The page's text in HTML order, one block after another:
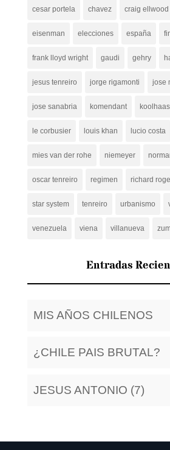
cesar portela chavez craig ellwood
eisenman elecciones españa
frank lloyd wright gaudi gehry
jesus tenreiro jorge rigamonti jose
jose sanabria komendant koolhaas
le corbusier louis khan lucio costa
mies van der rohe niemeyer
oscar tenreiro regimen richard
star system tenreiro urbanismo
venezuela viena villanueva
Entradas
MIS AÑOS CHILENOS
¿CHILE PAIS BRUTAL?
JESUS ANTONIO (7)